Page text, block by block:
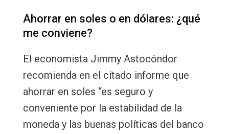
Ahorrar en soles o en dólares: ¿qué
me conviene?
El economista Jimmy Astocóndor
recomienda en el citado informe que
ahorrar en soles “es seguro y
conveniente por la estabilidad de la
moneda y las buenas políticas del banco